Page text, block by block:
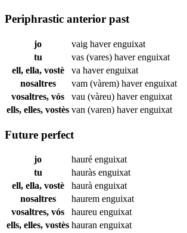
Periphrastic anterior past
jo vaig haverenguixat
tu
vas (vares) haverenguixat
ell, ella, vostè
va haverenguixat
nosaltres
vam (vàrem) haverenguixat
vosaltres, vós
vau (vàreu) haverenguixat
ells, elles, vostès van (varen) haverenguixat
Future perfect
jo hauré enguixat
tu
hauràs enguixat
ell, ella, vostè
haurà enguixat
nosaltres
haurem enguixat
vosaltres, vós
haureu enguixat
ells, elles, vostès hauran enguixat